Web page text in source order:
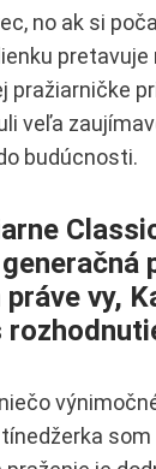
no ak si
pražiarničke
veľa
budúcnosti.
vy,